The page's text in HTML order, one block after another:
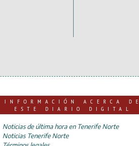
INFORMACIÓN ACERCA DE
ESTE DIARIO DIGITAL
Noticias de última hora en Tenerife Norte
Noticias Tenerife Norte